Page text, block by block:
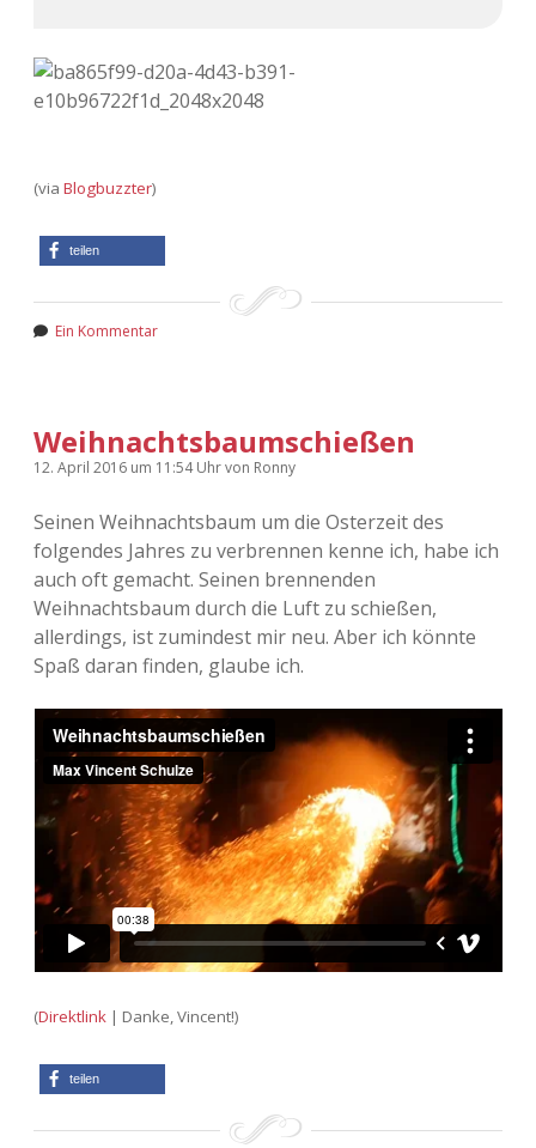
(via Blogbuzzter)
teilen
Ein Kommentar
Weihnachtsbaumschießen
12. April 2016 um 11:54 Uhrvon Ronny
Seinen Weihnachtsbaum um die Osterzeit des
folgendes Jahres zu verbrennen kenne ich, habe ich
auch oft gemacht. Seinen brennenden
Weihnachtsbaum durch die Luft zu schießen,
allerdings, ist zumindest mir neu. Aber ich könnte
Spaß daran finden, glaube ich.
(Direktlink | Danke, Vincent!)
teilen